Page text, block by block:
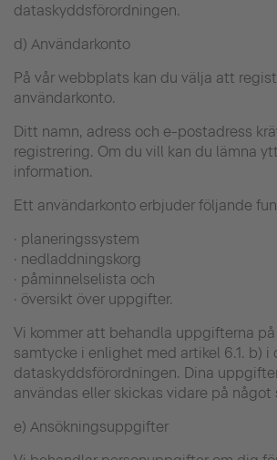
dataskyddsförordningen.
d) Användarkonto
På vår webbplats kan du välja att
användarkonto.
Ditt namn, adress och e-postadress
registrering. Om du vill kan du lämna
information.
Ett användarkonto erbjuder följande
· planeringssystem
· nedladdningskorg
· påminnelselista och
· översikt över uppgifter.
Vi kommer att behandla uppgifterna
samtycke i enlighet med artikel 6.1. b) i
dataskyddsförordningen. Dina
användas eller skickas vidare på något
e) Ansökningsuppgifter